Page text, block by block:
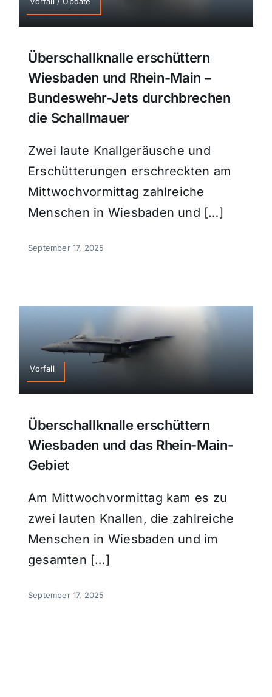
Überschallknalle erschüttern
Wiesbaden und Rhein-Main –
Bundeswehr-Jets durchbrechen
die Schallmauer
Zwei laute Knallgeräusche und
Erschütterungen erschreckten am
Mittwochvormittag zahlreiche
Menschen in Wiesbaden und […]
September 17, 2025
Vorfall
Überschallknalle erschüttern
Wiesbaden und das Rhein-Main-
Gebiet
Am Mittwochvormittag kam es zu
zwei lauten Knallen, die zahlreiche
Menschen in Wiesbaden und im
gesamten […]
September 17, 2025